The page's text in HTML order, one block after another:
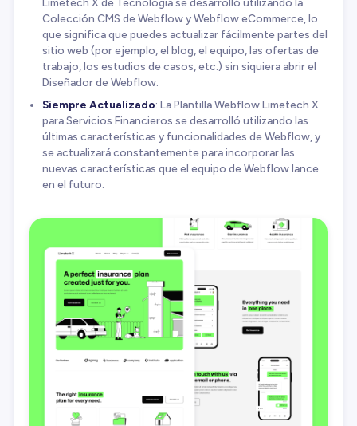
Limetech X de Tecnología se desarrolló utilizando la
Colección CMS de Webflow y Webflow eCommerce, lo
que significa que puedes actualizar fácilmente partes del
sitio web (por ejemplo, el blog, el equipo, las ofertas de
trabajo, los estudios de casos, etc.) sin siquiera abrir el
Diseñador de Webflow.
Siempre Actualizado: La Plantilla Webflow Limetech X
para Servicios Financieros se desarrolló utilizando las
últimas características y funcionalidades de Webflow, y
se actualizará constantemente para incorporar las
nuevas características que el equipo de Webflow lance
en el futuro.